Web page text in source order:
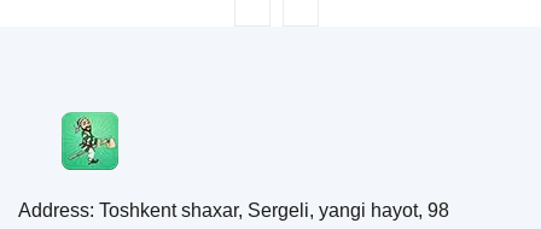
Address: Toshkent shaxar, Sergeli, yangi hayot, 98